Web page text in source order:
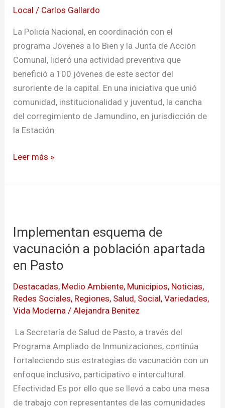
Local / Carlos Gallardo
La Policía Nacional, en coordinación con el
programa Jóvenes a lo Bien y la Junta de Acción
Comunal, lideró una actividad preventiva que
benefició a 100 jóvenes de este sector del
suroriente de la capital. En una iniciativa que unió
comunidad, institucionalidad y juventud, la cancha
del corregimiento de Jamundino, en jurisdicción de
la Estación
Leer más »
Implementan esquema de
vacunación a población apartada
en Pasto
Destacadas, Medio Ambiente, Municipios, Noticias,
Redes Sociales, Regiones, Salud, Social,Variedades,
Vida Moderna /Alejandra Benitez
La Secretaría de Salud de Pasto, a través del
Programa Ampliado de Inmunizaciones, continúa
fortaleciendo sus estrategias de vacunación con un
enfoque inclusivo, participativo e intercultural.
Efectividad Es por ello que se llevó a cabo una mesa
de trabajo con representantes de las comunidades
de
vacunación
apartada
en
Pasto